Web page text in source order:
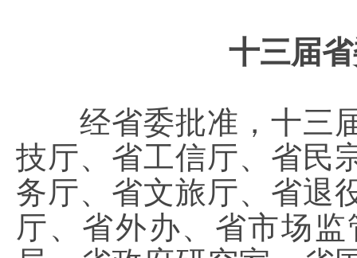
十三届
经省委批准，十三届
技厅、省工信厅、省民
务厅、省文旅厅、省退
厅、省外办、省市场